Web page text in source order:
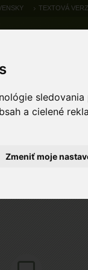
a cielené
Zmeniť moje
TEXTOVÁ
a výskytové dáta
sivá